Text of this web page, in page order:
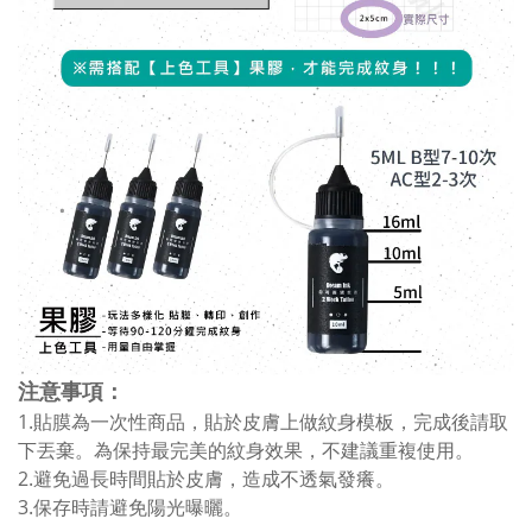
注意事項：
1.貼膜為一次性商品，貼於皮膚上做紋身模板，完成後請取
下丟棄。為保持最完美的紋身效果，不建議重複使用。
2.避免過長時間貼於皮膚，造成不透氣發癢。
3.保存時請避免陽光曝曬。